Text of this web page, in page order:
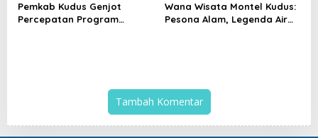
Pemkab Kudus Genjot
Percepatan Program
Wana Wisata Montel Kudus:
Pesona Alam, Legenda Air
Tambah Komentar